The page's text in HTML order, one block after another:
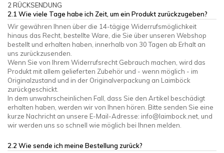
2 RÜCKSENDUNG
2.1 Wie viele Tage habe ich Zeit, um ein Produkt zurückzugeben?
Wir gewähren Ihnen über die 14-tägige Widerrufsmöglichkeit
hinaus das Recht, bestellte Ware, die Sie über unseren Webshop
bestellt und erhalten haben, innerhalb von 30 Tagen ab Erhalt an
uns zurückzusenden.
Wenn Sie von Ihrem Widerrufsrecht Gebrauch machen, wird das
Produkt mit allem gelieferten Zubehör und - wenn möglich - im
Originalzustand und in der Originalverpackung an Laimböck
zurückgeschickt.
In dem unwahrscheinlichen Fall, dass Sie den Artikel beschädigt
erhalten haben, werden wir von Ihnen hören. Bitte senden Sie eine
kurze Nachricht an unsere E-Mail-Adresse: info@laimbock.net , und
wir werden uns so schnell wie möglich bei Ihnen melden.
2.2 Wie sende ich meine Bestellung zurück?